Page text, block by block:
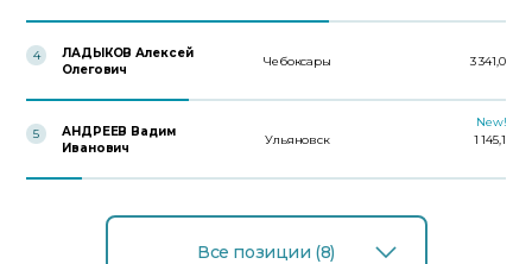
4
ЛАДЫКОВ Алексей
Олегович
Чебоксары 3 341,0
5
АНДРЕЕВ Вадим
Иванович
Ульяновск 1 145,1
New!
Все позиции (8)